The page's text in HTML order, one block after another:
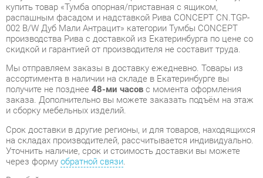
Мы отправляем заказы в доставку ежедневно. Товары из
ассортимента в наличии на складе в Екатеринбурге вы
получите не позднее48-ми часовс момента оформления
заказа. Дополнительно вы можете заказать подъём на этаж
и сборку мебельных изделий.
Срок доставки в другие регионы, и для товаров, находящихся
на складах производителей, рассчитывается индивидуально.
Уточнить наличие, срок и стоимость доставки вы можете
через форму обратной связи
В любой момент до передачи заказа в доставку, а также в
изменить выборили принять решение об отказе от покупки.
Несмотря на качественную упаковку, тумбы concept могут
быть повреждены при транспортировке. Если Вы заметили